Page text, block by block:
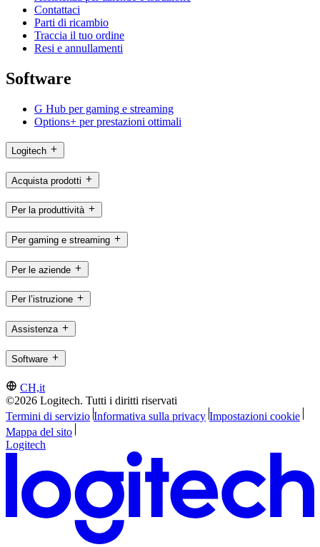
Contattaci
Parti di ricambio
Traccia il tuo ordine
Resi e annullamenti
Software
G Hub per gaming e streaming
Options+ per prestazioni ottimali
Logitech
Acquista prodotti
Per la produttività
Per gaming e streaming
Per le aziende
Per l’istruzione
Assistenza
Software
CH,it
©2026 Logitech. Tutti i diritti riservati
Termini di servizio Informativa sulla privacy Impostazioni cookie
Mappa del sito
Logitech